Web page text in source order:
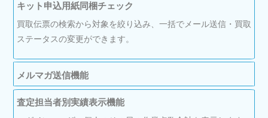
キット申込用紙同梱チェック
買取伝票の検索から対象を絞り込み、一括でメール送信・買取
ステータスの変更ができます。
メルマガ送信機能
査定担当者別実績表示機能